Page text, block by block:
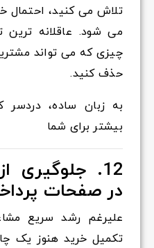
تلاش می کنید، احتمال
می شود. عاقلانه
چیزی که می تواند
حذف کنید.
به زبان ساده، دردسر
بیشتر برای شما
12. جلوگیری
در صفحات
علیرغم رشد سریع
تکمیل خرید هنوز یک